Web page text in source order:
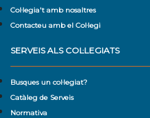
Col·legia't amb nosaltres
Contacteu amb el Col·legi
SERVEIS ALS COL·LEGIATS
Busques un col·legiat?
Catàleg de Serveis
Normativa